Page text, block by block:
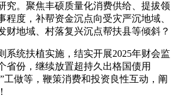
究。聚焦丰硕质量化消费供给、提拔领
程度，补帮资金沉点向受灾严沉地域、
财地域、村落复兴沉点帮扶县等倾斜？
统扶植实施，结实开展2025年财会监
省份，继续放置超持久出格国债用
工做等，鞭策消费和投资良性互动，阐